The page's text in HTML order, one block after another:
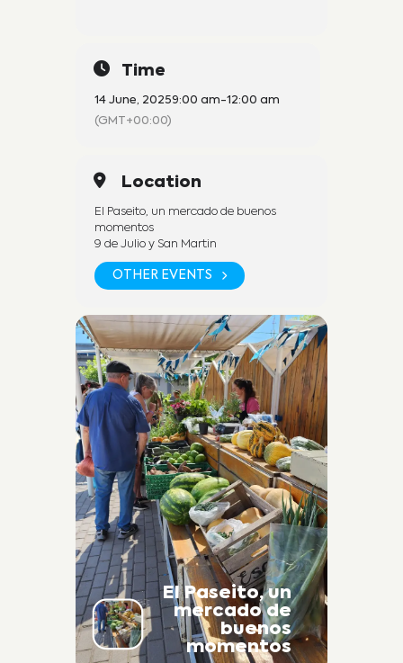
Time
14 June, 20259:00 am-12:00 am
(GMT+00:00)
Location
El Paseito, un mercado de buenos
momentos
9 de Julio y San Martin
OTHER EVENTS
El Paseito, un
mercado de
buenos
momentos